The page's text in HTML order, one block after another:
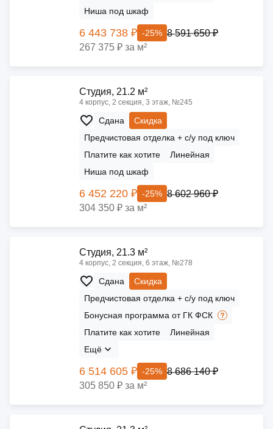
Ниша под шкаф
6 443 738 ₽ -25% 8 591 650 ₽
267 375 ₽ за м²
Cтудия, 21.2 м²
4 корпус, 2 секция, 3 этаж, №245
Сдана
Скидка
Предчистовая отделка + с/у под ключ
Платите как хотите
Линейная
Ниша под шкаф
6 452 220 ₽ -25% 8 602 960 ₽
304 350 ₽ за м²
Cтудия, 21.3 м²
4 корпус, 2 секция, 6 этаж, №278
Сдана
Скидка
Предчистовая отделка + с/у под ключ
Бонусная программа от ГК ФСК
Платите как хотите
Линейная
Ещё
6 514 605 ₽ -25% 8 686 140 ₽
305 850 ₽ за м²